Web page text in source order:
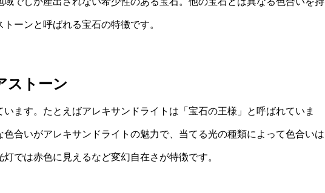
ーンと呼ばれる宝石の特徴です。
ストーン
ます。たとえばアレキサンドライトは「宝石の王様」と呼ばれていま
合いがアレキサンドライトの魅力で、当てる光の種類によって色合いは
では赤色に見えるなど変幻自在さが特徴です。